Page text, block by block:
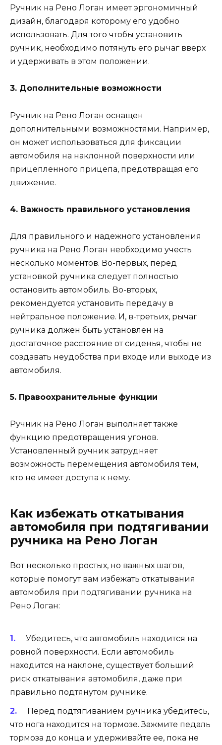
Ручник на Рено Логан имеет эргономичный
дизайн, благодаря которому его удобно
использовать. Для того чтобы установить
ручник, необходимо потянуть его рычаг вверх
и удерживать в этом положении.
3. Дополнительные возможности
Ручник на Рено Логан оснащен
дополнительными возможностями. Например,
он может использоваться для фиксации
автомобиля на наклонной поверхности или
прицепленного прицепа, предотвращая его
движение.
4. Важность правильного установления
Для правильного и надежного установления
ручника на Рено Логан необходимо учесть
несколько моментов. Во-первых, перед
установкой ручника следует полностью
остановить автомобиль. Во-вторых,
рекомендуется установить передачу в
нейтральное положение. И, в-третьих, рычаг
ручника должен быть установлен на
достаточное расстояние от сиденья, чтобы не
создавать неудобства при входе или выходе из
автомобиля.
5. Правоохранительные функции
Ручник на Рено Логан выполняет также
функцию предотвращения угонов.
Установленный ручник затрудняет
возможность перемещения автомобиля тем,
кто не имеет доступа к нему.
Как избежать откатывания
автомобиля при подтягивании
ручника на Рено Логан
Вот несколько простых, но важных шагов,
которые помогут вам избежать откатывания
автомобиля при подтягивании ручника на
Рено Логан:
Убедитесь, что автомобиль находится на
ровной поверхности. Если автомобиль
находится на наклоне, существует больший
риск откатывания автомобиля, даже при
правильно подтянутом ручнике.
Перед подтягиванием ручника убедитесь,
что нога находится на тормозе. Зажмите педаль
тормоза до конца и удерживайте ее, пока не